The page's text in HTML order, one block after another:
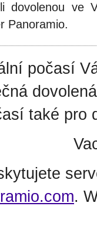
dovolenou ve
Panoramio.
počasí
také pro
.